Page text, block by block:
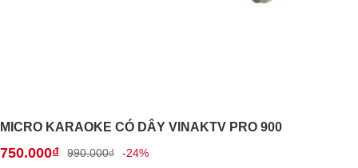
MICRO KARAOKE CÓ DÂY VINAKTV PRO 900
750.000₫ 990.000₫
-24%